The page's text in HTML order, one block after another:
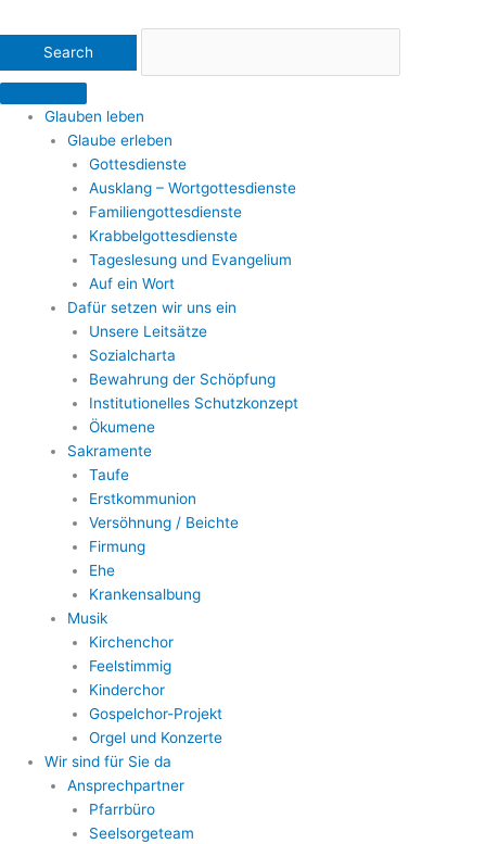
Glauben leben
Glaube erleben
Gottesdienste
Ausklang – Wortgottesdienste
Familiengottesdienste
Krabbelgottesdienste
Tageslesung und Evangelium
Auf ein Wort
Dafür setzen wir uns ein
Unsere Leitsätze
Sozialcharta
Bewahrung der Schöpfung
Institutionelles Schutzkonzept
Ökumene
Sakramente
Taufe
Erstkommunion
Versöhnung / Beichte
Firmung
Ehe
Krankensalbung
Musik
Kirchenchor
Feelstimmig
Kinderchor
Gospelchor-Projekt
Orgel und Konzerte
Wir sind für Sie da
Ansprechpartner
Pfarrbüro
Seelsorgeteam